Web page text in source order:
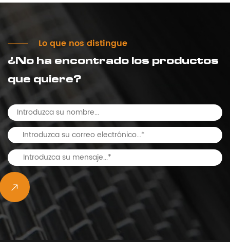
LEER MÁS
Lo que nos distingue
¿No ha encontrado los productos
que quiere?